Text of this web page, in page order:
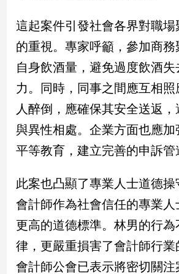
追
生
建
築/
室
設
計
旅
遊/
美
食
星
這起案件引發社會各界對職場
的重視。專家呼籲，參加商
自身飲酒量，避免過度飲酒
力。同時，同事之間應互相
人醉倒，應確保其安全送返
與異性相處。企業方面也應加
平等教育，建立完善的申訴管
此案也凸顯了專業人士道德操
會計師作為社會信任的專業
更高的道德標準。林男的行
律，更嚴重損害了會計師行業
會計師公會已表示將密切關注